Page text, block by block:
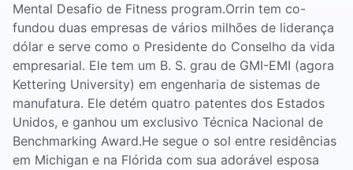
Mental Desafio de Fitness program.Orrin tem co-
fundou duas empresas de vários milhões de liderança
dólar e serve como o Presidente do Conselho da vida
empresarial. Ele tem um B. S. grau de GMI-EMI (agora
Kettering University) em engenharia de sistemas de
manufatura. Ele detém quatro patentes dos Estados
Unidos, e ganhou um exclusivo Técnica Nacional de
Benchmarking Award.He segue o sol entre residências
em Michigan e na Flórida com sua adorável esposa